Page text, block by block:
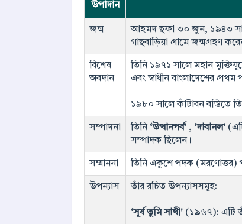
উপাদান
জন্ম
আহমদ ছফা ৩০ জুন, ১৯৪৩
গাছবাড়িয়া গ্রামে জন্মগ্রহণ
বিশেষ
অবদান
তিনি ১৯৭১ সালে মহান
এবং স্বাধীন বাংলাদেশের প্রথম
১৯৮০ সালে কাঁটাবন বস্তিতে
সম্পাদনা তিনি ‘উত্থানপর্ব’ , ‘দাবানল'
সম্পাদক ছিলেন।
সম্মাননা তিনি একুশে পদক (মরণোত্তর)
উপন্যাস তাঁর রচিত উপন্যাসসমূহ:
‘সূর্য তুমি সাথী' (১৯৬৭): এটি